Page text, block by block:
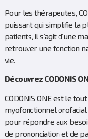
Pour les thérapeutes,
puissant qui simplifie la
patients, il s’agit d’une
retrouver une fonction
vie.
Découvrez CODONIS
CODONIS ONE est le
myofonctionnel
pour répondre aux
de prononciation et de